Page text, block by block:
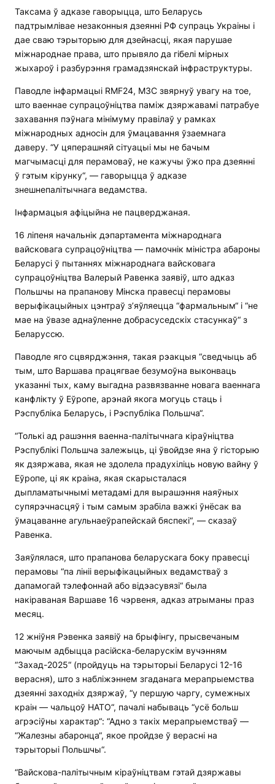
Таксама ў адказе гаворыцца, што Беларусь
падтрымлівае незаконныя дзеянні РФ супраць Украіны і
дае сваю тэрыторыю для дзейнасці, якая парушае
міжнароднае права, што прывяло да гібелі мірных
жыхароў і разбурэння грамадзянскай інфраструктуры.
Паводле інфармацыі RMF24, МЗС звярнуў увагу на тое,
што ваеннае супрацоўніцтва паміж дзяржавамі патрабуе
захавання пэўнага мінімуму правілаў у рамках
міжнародных адносін для ўмацавання ўзаемнага
даверу. “У цяперашняй сітуацыі мы не бачым
магчымасці для перамоваў, не кажучы ўжо пра дзеянні
ў гэтым кірунку“, — гаворыцца ў адказе
знешнепалітычнага ведамства.
Інфармацыя афіцыйна не пацверджаная.
16 ліпеня начальнік дэпартамента міжнароднага
вайсковага супрацоўніцтва — памочнік міністра абароны
Беларусі ў пытаннях міжнароднага вайсковага
супрацоўніцтва Валерый Равенка заявіў, што адказ
Польшчы на прапанову Мінска правесці перамовы
верыфікацыйных цэнтраў з’яўляецца “фармальным“ і “не
мае на ўвазе аднаўленне добрасуседскіх стасункаў“ з
Беларуссю.
Паводле яго сцвярджэння, такая рэакцыя “сведчыць аб
тым, што Варшава працягвае безумоўна выконваць
указанні тых, каму выгадна развязванне новага ваеннага
канфлікту ў Еўропе, арэнай якога могуць стаць і
Рэспубліка Беларусь, і Рэспубліка Польшча“.
“Толькі ад рашэння ваенна-палітычнага кіраўніцтва
Рэспублікі Польшча залежыць, ці ўвойдзе яна ў гісторыю
як дзяржава, якая не здолела прадухіліць новую вайну ў
Еўропе, ці як краіна, якая скарысталася
дыпламатычнымі метадамі для вырашэння наяўных
супярэчнасцяў і тым самым зрабіла важкі ўнёсак ва
ўмацаванне агульнаеўрапейскай бяспекі“, — сказаў
Равенка.
Заяўлялася, што прапанова беларускага боку правесці
перамовы “па лініі верыфікацыйных ведамстваў з
дапамогай тэлефоннай або відэасувязі“ была
накіраваная Варшаве 16 чэрвеня, адказ атрыманы праз
месяц.
12 жніўня Рэвенка заявіў на брыфінгу, прысвечаным
маючым адбыцца расійска-беларускім вучэнням
“Захад-2025“ (пройдуць на тэрыторыі Беларусі 12-16
верасня), што з набліжэннем згаданага мерапрыемства
дзеянні заходніх дзяржаў, “у першую чаргу, сумежных
краін — чальцоў НАТО“, пачалі набываць “усё больш
агрэсіўны характар“: “Адно з такіх мерапрыемстваў —
“Жалезны абаронца“, якое пройдзе ў верасні на
тэрыторыі Польшчы“.
“Вайскова-палітычным кіраўніцтвам гэтай дзяржавы